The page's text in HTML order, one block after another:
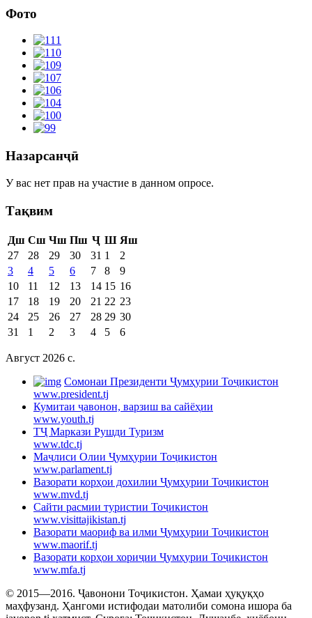
Фото
Назарсанҷӣ
У вас нет прав на участие в данном опросе.
Тақвим
Дш Сш Чш Пш Ҷ Ш Яш
27
28 29 30 31 1
2
3
4 5 6 7 8
9
10
11 12 13 14 15 16
17
18 19 20 21 22 23
24
25 26 27 28 29 30
31
1 2 3 4 5 6
Август 2026 c.
Cомонаи Президенти Ҷумҳурии Тоҷикистон
www.president.tj
Кумитаи ҷавонон, варзиш ва сайёҳии
www.youth.tj
ТҶ Маркази Рушди Туризм
www.tdc.tj
Маҷлиси Олии Ҷумҳурии Тоҷикистон
www.parlament.tj
Вазорати корҳои дохилии Ҷумҳурии Тоҷикистон
www.mvd.tj
Сайти расмии туристии Тоҷикистон
www.visittajikistan.tj
Вазорати маориф ва илми Ҷумҳурии Тоҷикистон
www.maorif.tj
Вазорати корҳои хориҷии Ҷумҳурии Тоҷикистон
www.mfa.tj
© 2015—2016. Ҷавонони Тоҷикистон. Ҳамаи ҳуқуқҳо
маҳфузанд. Ҳангоми истифодаи матолиби сомона ишора ба